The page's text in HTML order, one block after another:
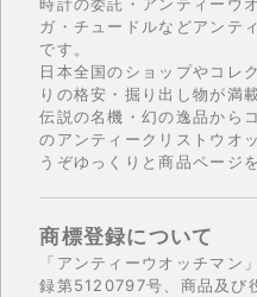
時計の委託・アンティーウ
ガ・チュードルなどアンテ
です。
日本全国のショップやコレ
りの格安・掘り出し物が満
伝説の名機・幻の逸品から
のアンティークリストウオ
うぞゆっくりと商品ページ
商標登録について
「アンティーウオッチマン
録第5120797号、商品及び